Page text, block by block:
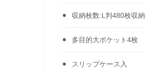
収納枚数:L判480枚収納
多目的大ポケット4枚
スリップケース入